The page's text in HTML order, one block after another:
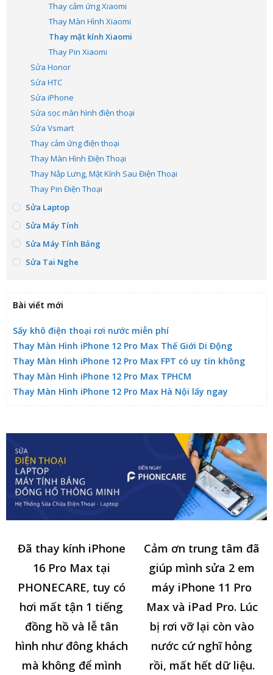
Thay cảm ứng Xiaomi
Thay Màn Hình Xiaomi
Thay mặt kính Xiaomi
Thay Pin Xiaomi
Sửa Honor
Sửa HTC
Sửa iPhone
Sửa sọc màn hình điện thoại
Sửa Vsmart
Thay cảm ứng điện thoại
Thay Màn Hình Điện Thoại
Thay Nắp Lưng, Mặt Kính Sau Điện Thoại
Thay Pin Điện Thoại
Sửa Laptop
Sửa Máy Tính
Sửa Máy Tính Bảng
Sửa Tai Nghe
Bài viết mới
Sấy khô điện thoại rơi nước miễn phí
Thay Màn Hình iPhone 12 Pro Max Thế Giới Di Động
Thay Màn Hình iPhone 12 Pro Max FPT có uy tín không
Thay Màn Hình iPhone 12 Pro Max TPHCM
Thay Màn Hình iPhone 12 Pro Max Hà Nội lấy ngay
Đã thay kính iPhone
16 Pro Max tại
PHONECARE, tuy có
hơi mất tận 1 tiếng
đồng hồ và lễ tân
hình như đông khách
mà không để mình
Cảm ơn trung tâm đã
giúp mình sửa 2 em
máy iPhone 11 Pro
Max và iPad Pro. Lúc
bị rơi vỡ lại còn vào
nước cứ nghĩ hỏng
rồi, mất hết dữ liệu.